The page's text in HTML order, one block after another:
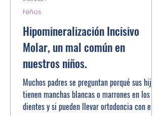
Hipomineralización Incisivo
Molar, un mal común en
nuestros niños.
Muchos padres se preguntan porqué sus hijos
tienen manchas blancas o marrones en los
dientes y si pueden llevar ortodoncia con ellas.
Niños